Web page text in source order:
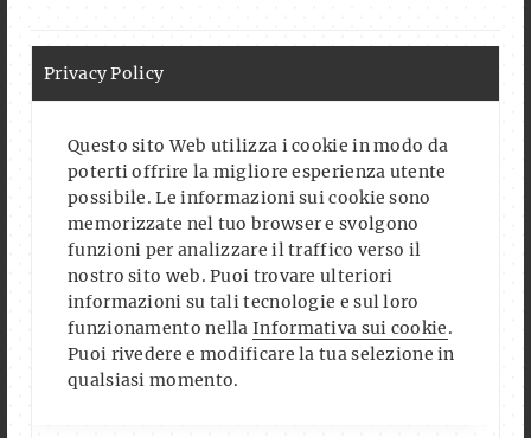
Privacy Policy
Questo sito Web utilizza i cookie in modo da
poterti offrire la migliore esperienza utente
possibile. Le informazioni sui cookie sono
memorizzate nel tuo browser e svolgono
funzioni per analizzare il traffico verso il
nostro sito web. Puoi trovare ulteriori
informazioni su tali tecnologie e sul loro
funzionamento nellaInformativa sui cookie.
Puoi rivedere e modificare la tua selezione in
qualsiasi momento.